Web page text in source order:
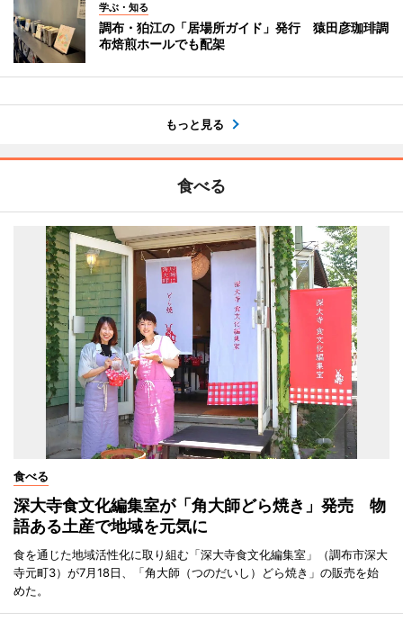
学ぶ・知る
調布・狛江の「居場所ガイド」発行 猿田彦珈琲調
布焙煎ホールでも配架
もっと見る
食べる
食べる
深大寺食文化編集室が「角大師どら焼き」発売 物
語ある土産で地域を元気に
食を通じた地域活性化に取り組む「深大寺食文化編集室」（調布市深大
寺元町3）が7月18日、「角大師（つのだいし）どら焼き」の販売を始
めた。